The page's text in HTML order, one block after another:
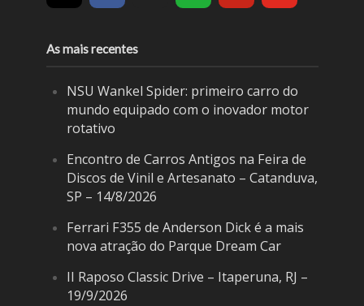
As mais recentes
NSU Wankel Spider: primeiro carro do
mundo equipado com o inovador motor
rotativo
Encontro de Carros Antigos na Feira de
Discos de Vinil e Artesanato – Catanduva,
SP – 14/8/2026
Ferrari F355 de Anderson Dick é a mais
nova atração do Parque Dream Car
II Raposo Classic Drive – Itaperuna, RJ –
19/9/2026